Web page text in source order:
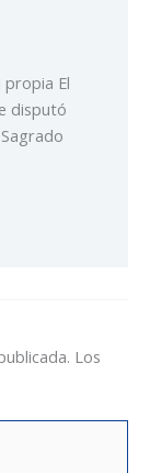
propia El
disputó
Los